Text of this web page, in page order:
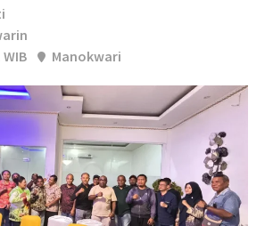
WIB
Manokwari